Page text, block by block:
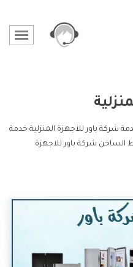
شركة باور للاجهزة المنزلية خدمة
الساخن شركة باور للاجهزة